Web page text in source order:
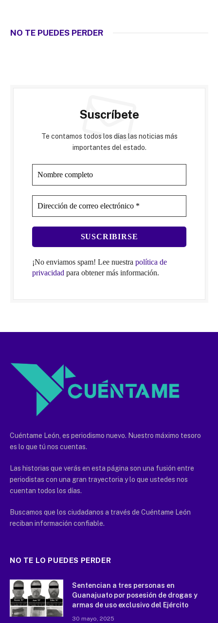
NO TE PUEDES PERDER
Suscríbete
Te contamos todos los días las noticias más
importantes del estado.
¡No enviamos spam! Lee nuestra política de
privacidad para obtener más información.
Cuéntame León, es periodismo nuevo. Nuestro máximo tesoro
es lo que tú nos cuentas.
Las historias que verás en esta página son una fusión entre
periodistas con una gran trayectoria y lo que ustedes nos
cuentan todos los días.
Buscamos que los ciudadanos a través de Cuéntame León
reciban información confiable.
NO TE LO PUEDES PERDER
Sentencian a tres personas en
Guanajuato por posesión de drogas y
armas de uso exclusivo del Ejército
30 mayo, 2025